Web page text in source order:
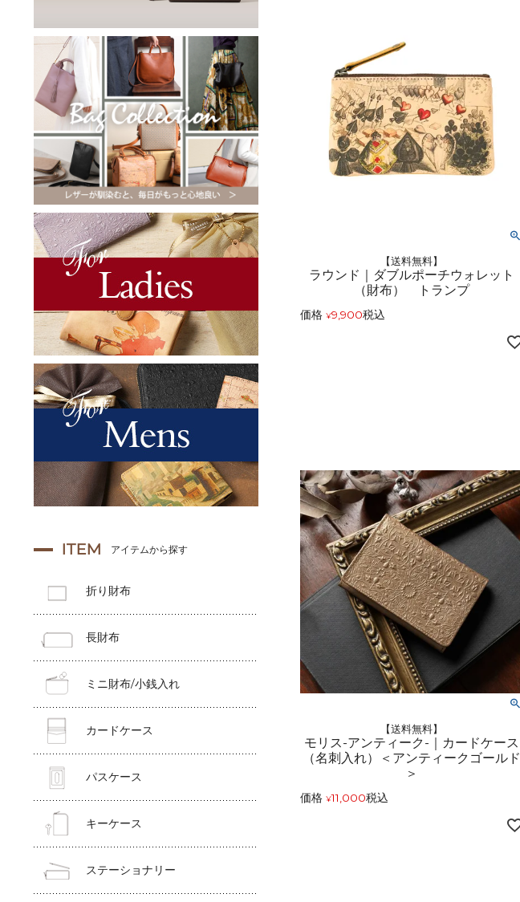
ITEM アイテムから探す
折り財布
長財布
ミニ財布/小銭入れ
カードケース
パスケース
キーケース
ステーショナリー
【送料無料】
ラウンド｜ダブルポーチウォレット
（財布） トランプ
価格 ¥9,900税込
【送料無料】
モリス-アンティーク-｜カードケース
（名刺入れ）＜アンティークゴールド
＞
価格 ¥11,000税込